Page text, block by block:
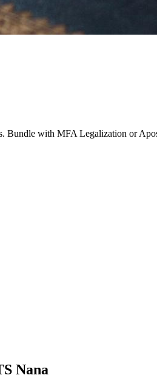
with MFA Legalization or
Nana